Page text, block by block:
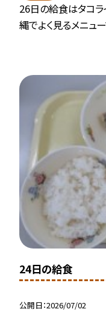
26日の給食はタコラ
縄でよく見るメニュ
24日の給食
公開日 2026/07/02